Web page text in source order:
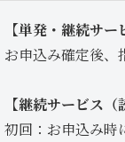
【単発・継続サ
お申込み確定後、
【継続サービス
初回：お申込み時